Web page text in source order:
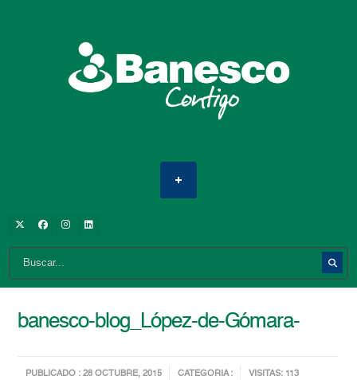
banesco-blog_López-de-Gómara-
PUBLICADO : 28 OCTUBRE, 2015 CATEGORIA : VISITAS: 113